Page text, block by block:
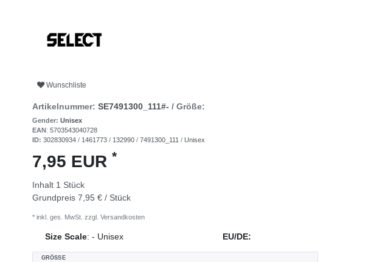
Wunschliste
Artikelnummer: SE7491300_111#- / Größe:
Gender: Unisex
EAN: 5703543040728
ID: 302830934 / 1461773 / 132990 / 7491300_111 / Unisex
7,95 EUR *
Inhalt 1 Stück
Grundpreis 7,95 € / Stück
* inkl. ges. MwSt. zzgl. Versandkosten
Size Scale: - Unisex EU/DE:
GRÖSSE